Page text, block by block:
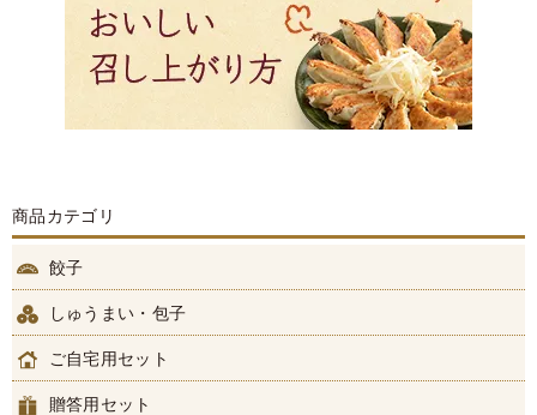
商品カテゴリ
餃子
しゅうまい・包子
ご自宅用セット
贈答用セット